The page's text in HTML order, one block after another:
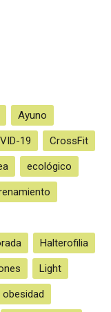
Ayuno
19 CrossFit
ecológico
Halterofilia
Light
obesidad